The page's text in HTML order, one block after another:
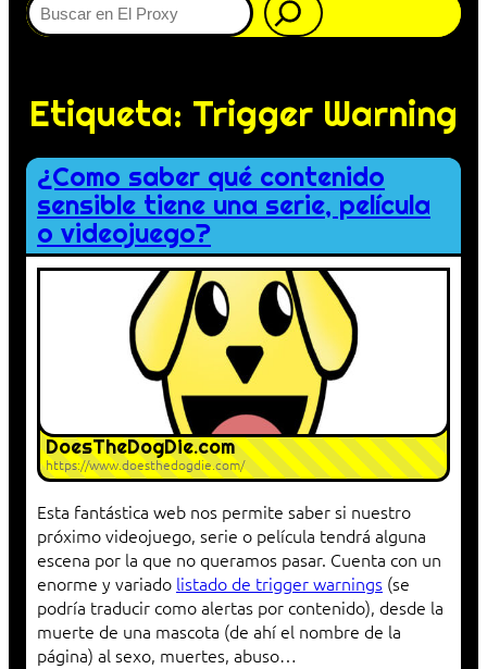
Etiqueta: Trigger Warning
¿Como saber qué contenido
sensible tiene una serie, película
o videojuego?
DoesTheDogDie.com
https://www.doesthedogdie.com/
Esta fantástica web nos permite saber si nuestro
próximo videojuego, serie o película tendrá alguna
escena por la que no queramos pasar. Cuenta con un
enorme y variado listado de trigger warnings (se
podría traducir como alertas por contenido), desde la
muerte de una mascota (de ahí el nombre de la
página) al sexo, muertes, abuso…